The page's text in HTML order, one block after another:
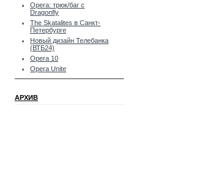
Opera: трюк/баг с
Dragonfly
The Skatalites в Санкт-
Петербурге
Новый дизайн Телебанка
(ВТБ24)
Opera 10
Opera Unite
АРХИВ